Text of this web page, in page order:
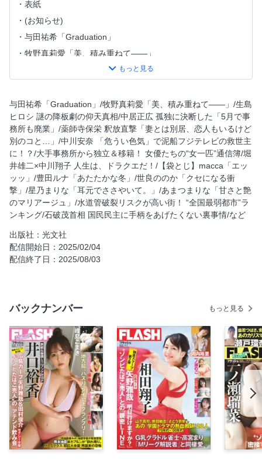
表紙
(お知らせ)
与田祐希「Graduation」
牧野真莉愛「美、積み重ねて——」
生島ヒロシ 謎の降板劇の仰天真相
薬師寺保栄 釈放直撃「妻とは別居、恋人もいるけど別のコ
と…」
中川安奈 「危うい色気」で泥船フジテレビの救世主に！？
大手事務所から独立＆移籍！ 女優たちの“女一匹”通信簿
堀井雄二×中川翔子 人生は、ドラクエだ！
【袋とじ】macca「エッッッ」
豊田ルナ「あたたかな冬」
世良ののか「クセになる衝撃」
星乃まりな「耳元でささやいて。」
あまつまりな「甘さと艶のマリアージュ」
本多しおり「アジアの一番星」
園都「彼氏の特権」
【袋とじ】糸井瑠花「豊満ボーイッシュ！」
50歳の「メンタル崩壊」克服術
森永卓郎さん 『年収300万円』即断した「これで行きましょ
う」
【連載】坂本冬美のモゴモゴ交友録 千昌夫
大谷翔平 頭を悩ます“トランプ4月危機”
豊昇龍に辛口エール「レスリング相撲のままでは短命に！」
【連載】ロト・ナンバーズ＋α 爆勝！ 大勝券
与田祐希「Graduation」/牧野真莉愛「美、積み重ねて――」/生島
ヒロシ 謎の降板劇の仰天真相/中居正広 孤独に決断した「5月で事
務所も廃業」/薬師寺保栄 釈放直撃「妻とは別居、恋人もいるけど
別のコと…」/中川安奈 「危うい色気」で泥船フジテレビの救世主
に！？/大手事務所から独立＆移籍！ 女優たちの“女一匹”通信簿/堀
井雄二×中川翔子 人生は、ドラクエだ！/【袋とじ】macca「エッ
ッッ」/豊田ルナ「あたたかな冬」/世良ののか「クセになる衝
撃」/星乃まりな「耳元でささやいて。」/あまつまりな「甘さと艶
のマリアージュ」/水道管破裂リスクが高い街！ “全国最弱都市”ラ
ンキング/石破茂首相 国民民主に手柄をあげたくない裏事情/など
出版社：光文社
配信開始日：2025/02/04
配信終了日：2025/08/03
バックナンバー もっと見る